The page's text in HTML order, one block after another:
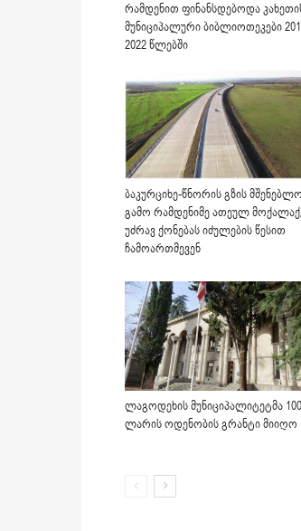
რამდენით ფინანსდებოდა
მუნიციპალური ბიბლიოთეკები
2022 წლებში
ბაკურციხე-წნორის გზის
გამო რამდენიმე ათეულ
უძრავ ქონებას იძულების წესით
ჩამოართმევენ
ლაგოდეხის მუნიციპალიტეტმა
ლარის ოდენობის გრანტი მიიღო